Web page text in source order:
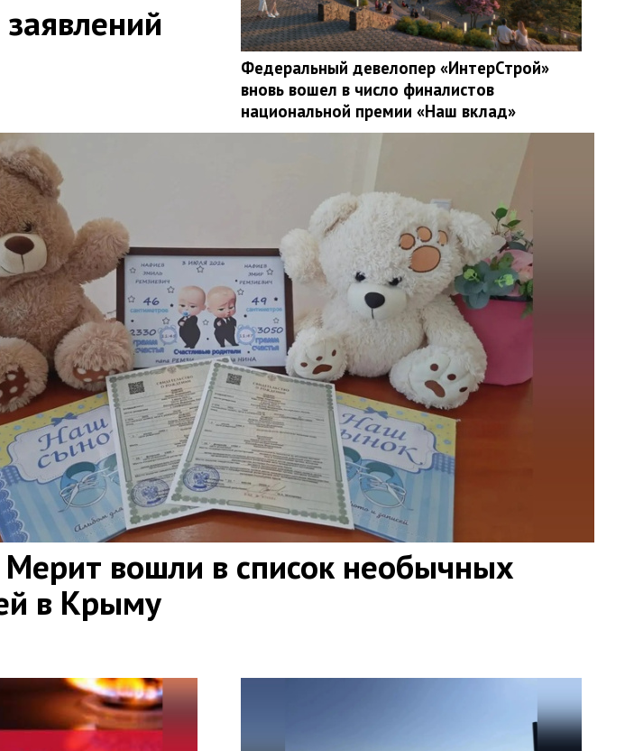
Федеральный девелопер «ИнтерСтрой»
вновь вошел в число финалистов
национальной премии «Наш вклад»
вошли в список необычных
в Крыму